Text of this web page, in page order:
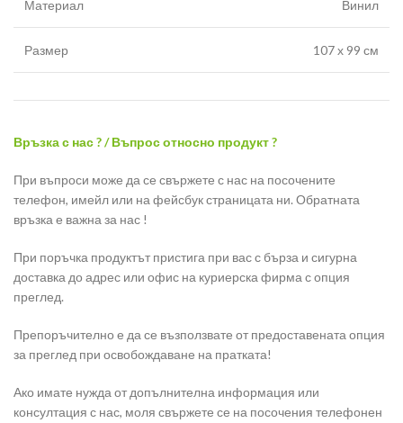
Материал Винил
Размер 107 х 99 см
Връзка с нас ? / Въпрос относно продукт ?
При въпроси може да се свържете с нас на посочените
телефон, имейл или на фейсбук страницата ни. Обратната
връзка е важна за нас !
При поръчка продуктът пристига при вас с бърза и сигурна
доставка до адрес или офис на куриерска фирма с опция
преглед.
Препоръчително е да се възползвате от предоставената опция
за преглед при освобождаване на пратката!
Ако имате нужда от допълнителна информация или
консултация с нас, моля свържете се на посочения телефонен